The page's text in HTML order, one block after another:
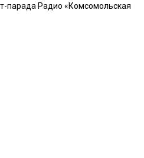
парада Радио «Комсомольская